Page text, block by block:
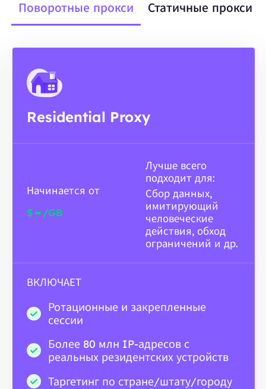
Поворотные прокси Статичные прокси
Residential Proxy
Начинается от
$- /GB
Лучше всего
подходит для:
Сбор данных,
имитирующий
человеческие
действия, обход
ограничений и др.
ВКЛЮЧАЕТ
Ротационные и закрепленные
сессии
Более 80 млн IP-адресов с
реальных резидентских устройств
Таргетинг по стране/штату/городу